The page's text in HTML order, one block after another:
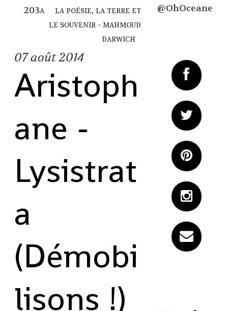
la poésie, la terre et
le souvenir - mahmoud
darwich
07 août 2014
Aristoph
ane -
Lysistrat
a
(Démobi
lisons !)
@OhOceane